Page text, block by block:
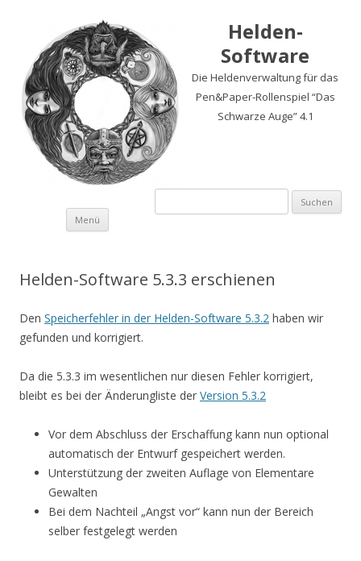
Helden-
Software
Die Heldenverwaltung für das
Pen&Paper-Rollenspiel “Das
Schwarze Auge” 4.1
Suchen
Menü Springe
Inhalt
Helden-Software 5.3.3 erschienen
Den Speicherfehler in der Helden-Software 5.3.2 haben wir
gefunden und korrigiert.
Da die 5.3.3 im wesentlichen nur diesen Fehler korrigiert,
bleibt es bei der Änderungliste der Version 5.3.2
Vor dem Abschluss der Erschaffung kann nun optional
automatisch der Entwurf gespeichert werden.
Unterstützung der zweiten Auflage von Elementare
Gewalten
Bei dem Nachteil „Angst vor“ kann nun der Bereich
selber festgelegt werden